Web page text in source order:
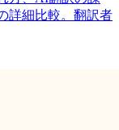
詳細比較。翻訳者